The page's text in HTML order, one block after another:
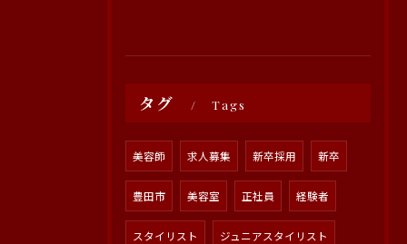
タグ Tags
美容師 求人募集 新卒採用 新卒
豊田市 美容室 正社員 経験者
スタイリスト ジュニアスタイリスト